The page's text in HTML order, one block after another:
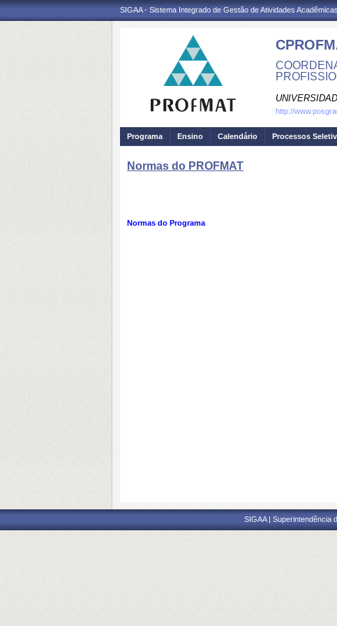
SIGAA - Sistema Integrado de Gestão de Atividades Acadêmicas
http://
Programa Ensino Calendário Processos
Normas do PROFMAT
Normas do Programa
SIGAA | Superintendência